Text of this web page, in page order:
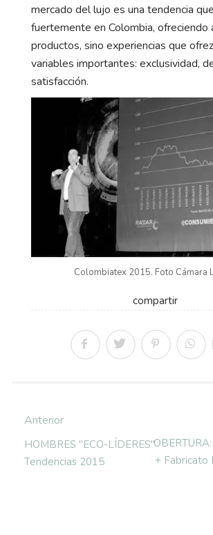
mercado del lujo es una tendencia
fuertemente en Colombia, ofreciendo
productos, sino experiencias que
variables importantes: exclusividad,
satisfacción.
Colombiatex 2015. Foto Cámara
compartir
Anterior
HOMBRES "ECO-LÍDERES"
Tendencias 2015
+ Fabricato